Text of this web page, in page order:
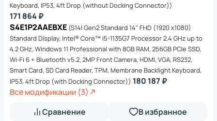
Keyboard, IP53, 4ft Drop (without Docking Connector))
171 864 ₽
S4E1P2AAEBXE (S14I Gen2 Standard 14" FHD (1920 x1080)
Standard Display, Intel® Core™ i5-1135G7 Processor 2.4 GHz up to
4.2 GHz, Windows 11 Professional with 8GB RAM, 256GB PCIe SSD,
Wi-Fi 6 + Bluetooth v5.2, 2MP Front Camera, HDMI, VGA, RS232,
Smart Card, SD Card Reader, TPM, Membrane Backlight Keyboard,
IP53, 4ft Drop (with Docking Connector)) 180 187 ₽
Все модификации (3)
Сравнение
В избранное